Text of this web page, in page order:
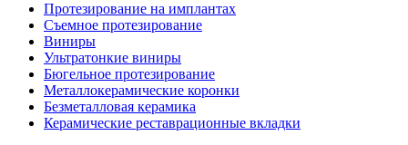
Протезирование на имплантах
Съемное протезирование
Виниры
Ультратонкие виниры
Бюгельное протезирование
Металлокерамические коронки
Безметалловая керамика
Керамические реставрационные вкладки